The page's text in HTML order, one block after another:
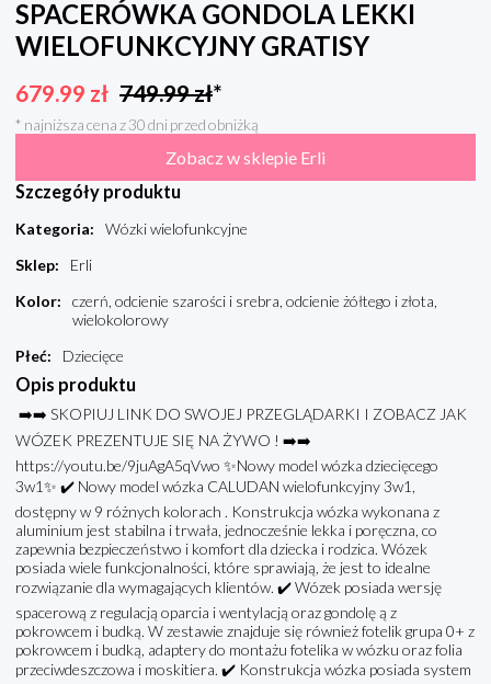
SPACERÓWKA GONDOLA LEKKI
WIELOFUNKCYJNY GRATISY
679.99 zł 749.99zł*
* najniższa cena z 30 dni przed obniżką
Zobacz w sklepie Erli
Szczegóły produktu
Kategoria:
Wózki wielofunkcyjne
Sklep:
Erli
Kolor:
czerń, odcienie szarości i srebra, odcienie żółtego i złota,
wielokolorowy
Płeć: Dziecięce
Opis produktu
➡️➡️ SKOPIUJ LINK DO SWOJEJ PRZEGLĄDARKI I ZOBACZ JAK
WÓZEK PREZENTUJE SIĘ NA ŻYWO ! ➡️➡️
https://youtu.be/9juAgA5qVwo ✨Nowy model wózka dziecięcego
3w1✨ ✔️ Nowy model wózka CALUDAN wielofunkcyjny 3w1,
dostępny w 9 różnych kolorach . Konstrukcja wózka wykonana z
aluminium jest stabilna i trwała, jednocześnie lekka i poręczna, co
zapewnia bezpieczeństwo i komfort dla dziecka i rodzica. Wózek
posiada wiele funkcjonalności, które sprawiają, że jest to idealne
rozwiązanie dla wymagających klientów. ✔️ Wózek posiada wersję
spacerową z regulacją oparcia i wentylacją oraz gondolę ą z
pokrowcem i budką. W zestawie znajduje się również fotelik grupa 0+ z
pokrowcem i budką, adaptery do montażu fotelika w wózku oraz folia
przeciwdeszczowa i moskitiera. ✔️ Konstrukcja wózka posiada system